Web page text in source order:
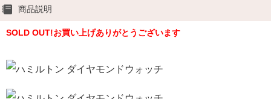
商品説明
SOLD OUT!お買い上げありがとうございます